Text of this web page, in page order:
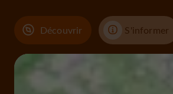
Découvrir S'informer